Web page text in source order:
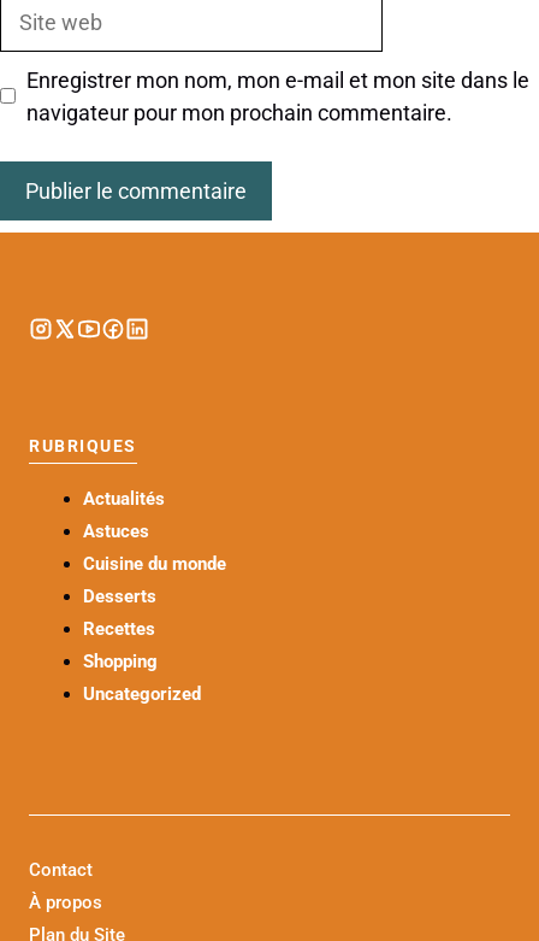
Site
Enregistrer mon nom, mon e-mail et mon site dans le
navigateur pour mon prochain commentaire.
RUBRIQUES
Actualités
Astuces
Cuisine du monde
Desserts
Recettes
Shopping
Uncategorized
Contact
À propos
Plan du Site